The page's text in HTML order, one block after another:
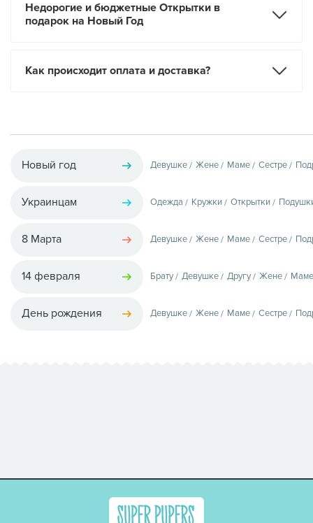
Недорогие и бюджетные Открытки в
подарок на Новый Год
Как происходит оплата и доставка?
Новый год Девушке Жене Маме Сестре
Украинцам Одежда Кружки Открытки
8 Марта Девушке Жене Маме Сестре
14 февраля Брату Девушке Другу Жене Маме
День рождения Девушке Жене Маме Сестре